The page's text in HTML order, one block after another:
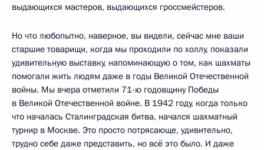
выдающихся мастеров, выдающихся гроссмейстеров.
Но что любопытно, наверное, вы видели, сейчас мне ваши
старшие товарищи, когда мы проходили по холлу, показали
удивительную выставку, напоминающую о том, как шахматы
помогали жить людям даже в годы Великой Отечественной
войны. Мы вчера отметили 71-ю годовщину Победы
в Великой Отечественной войне. В 1942 году, когда только
что началась Сталинградская битва, начался шахматный
турнир в Москве. Это просто потрясающе, удивительно,
трудно себе даже представить, но всё это было. И даже